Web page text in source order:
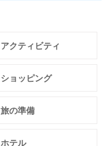
アクティビティ
ショッピング
旅の準備
ホテル